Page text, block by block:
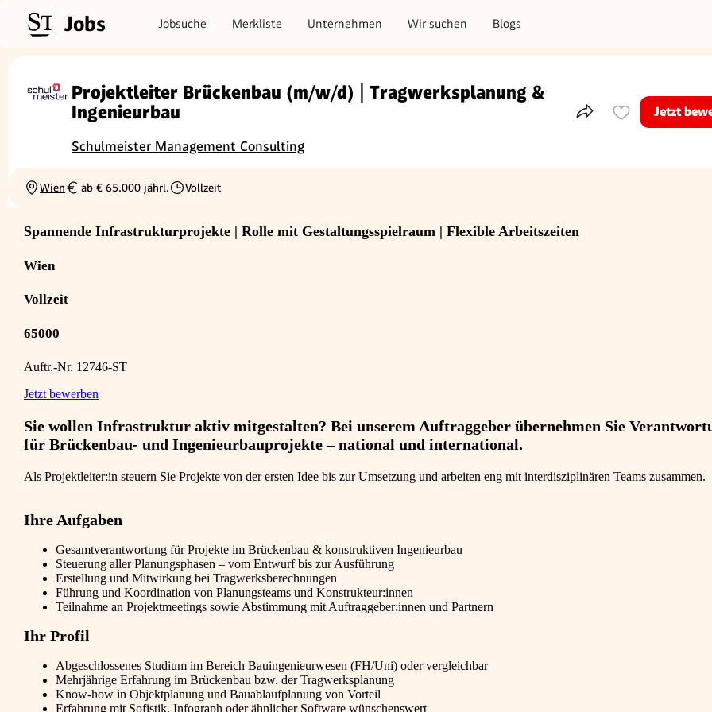
Jobs Jobsuche Merkliste Unternehmen Wir suchen Blogs
Projektleiter Brückenbau (m/w/d) | Tragwerksplanung &
Ingenieurbau
Schulmeister Management Consulting
Teile dieses Inserat
Jetzt
Ortschaft
Wien
Gehalt
ab € 65.000 jährl.
Beschäftigungsart
Vollzeit
Spannende Infrastrukturprojekte | Rolle mit Gestaltungsspielraum | Flexible Arbeitszeiten
Wien
Vollzeit
65000
Auftr.-Nr. 12746-ST
Jetzt bewerben
Sie wollen Infrastruktur aktiv mitgestalten? Bei unserem Auftraggeber übernehmen Sie
für Brückenbau- und Ingenieurbauprojekte – national und international.
Als Projektleiter:in steuern Sie Projekte von der ersten Idee bis zur Umsetzung und arbeiten eng mit interdisziplinären Teams zusammen.
Ihre Aufgaben
Gesamtverantwortung für Projekte im Brückenbau & konstruktiven Ingenieurbau
Steuerung aller Planungsphasen – vom Entwurf bis zur Ausführung
Erstellung und Mitwirkung bei Tragwerksberechnungen
Führung und Koordination von Planungsteams und Konstrukteur:innen
Teilnahme an Projektmeetings sowie Abstimmung mit Auftraggeber:innen und Partnern
Ihr Profil
Abgeschlossenes Studium im Bereich Bauingenieurwesen (FH/Uni) oder vergleichbar
Mehrjährige Erfahrung im Brückenbau bzw. der Tragwerksplanung
Know-how in Objektplanung und Bauablaufplanung von Vorteil
Erfahrung mit Sofistik, Infograph oder ähnlicher Software wünschenswert